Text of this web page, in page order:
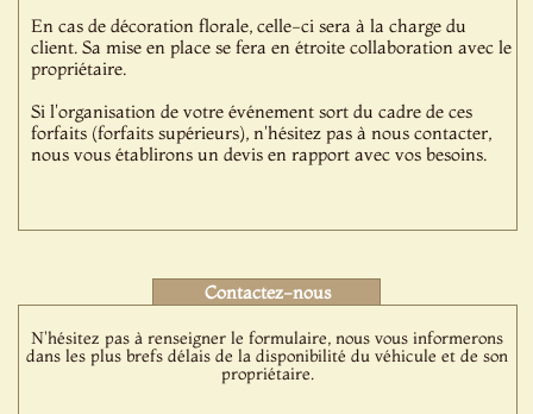
En cas de décoration florale, celle-ci sera à la charge du
client. Sa mise en place se fera en étroite collaboration avec le
propriétaire.
Si l'organisation de votre événement sort du cadre de ces
forfaits (forfaits supérieurs), n'hésitez pas à nous contacter,
nous vous établirons un devis en rapport avec vos besoins.
Contactez-nous
N'hésitez pas à renseigner le formulaire, nous vous informerons
dans les plus brefs délais de la disponibilité du véhicule et de son
propriétaire.